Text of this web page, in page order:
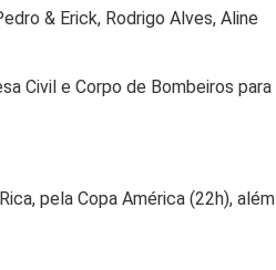
& Erick, Rodrigo Alves, Aline
Civil e Corpo de Bombeiros para
pela Copa América (22h), além